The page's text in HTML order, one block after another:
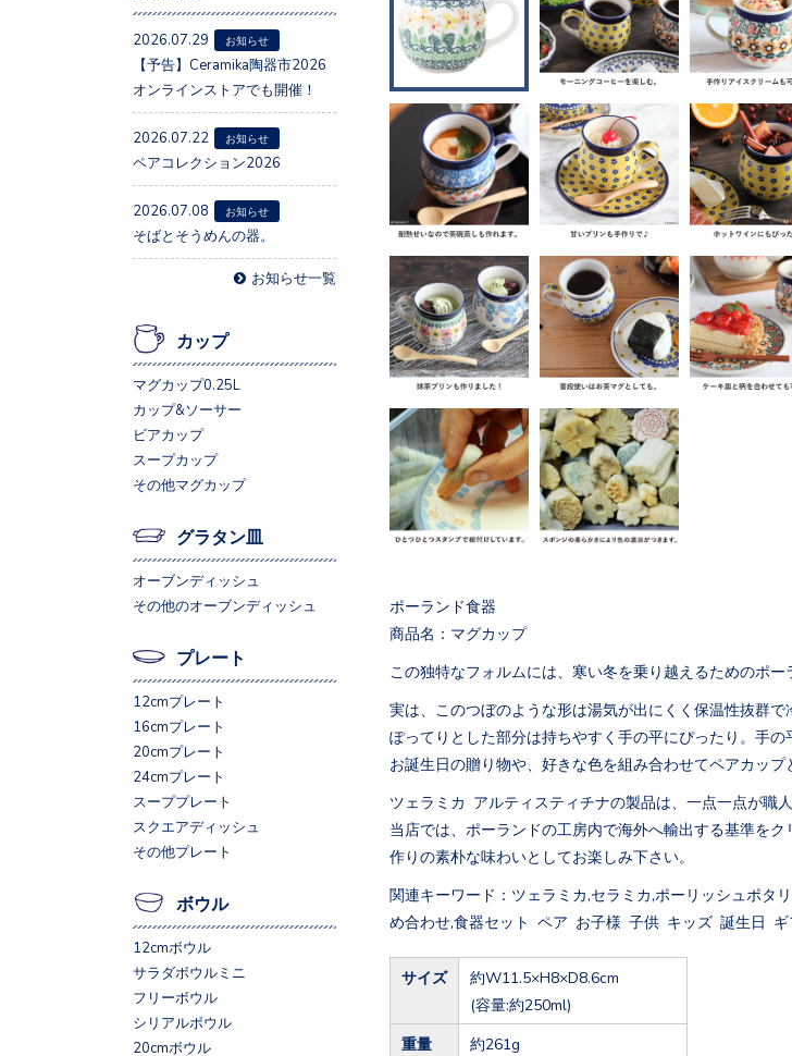
ポーランド食器
商品名：マグカップ
この独特なフォルムには、寒い冬を乗り越えるためのポー
実は、このつぼのような形は湯気が出にくく保温性抜群で
ぽってりとした部分は持ちやすく手の平にぴったり。手の
お誕生日の贈り物や、好きな色を組み合わせてペアカップ
ツェラミカ アルティスティチナの製品は、一点一点が職
当店では、ポーランドの工房内で海外へ輸出する基準を
作りの素朴な味わいとしてお楽しみ下さい。
関連キーワード：ツェラミカ,セラミカ,ポーリッシュポタ
め合わせ,食器セット ペア お子様 子供 キッズ 誕生日
サイズ
約W11.5×H8×D8.6cm
(容量:約250ml)
重量 約261g
2026.07.29 お知らせ
【予告】Ceramika陶器市2026
オンラインストアでも開催！
2026.07.22 お知らせ
ペアコレクション2026
2026.07.08 お知らせ
そばとそうめんの器。
お知らせ一覧
カップ
マグカップ0.25L
カップ&ソーサー
ビアカップ
スープカップ
その他マグカップ
グラタン皿
オーブンディッシュ
その他のオーブンディッシュ
プレート
12cmプレート
16cmプレート
20cmプレート
24cmプレート
スーププレート
スクエアディッシュ
その他プレート
ボウル
12cmボウル
サラダボウルミニ
フリーボウル
シリアルボウル
20cmボウル